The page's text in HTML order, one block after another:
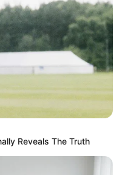
Reveals The Truth